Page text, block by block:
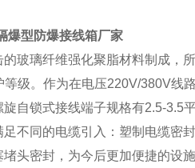
爆型防爆接线箱厂家
玻璃纤维强化聚脂材料制成，
级。作为在电压220V/380V
锁式接线端子规格有2.5-3.5
同的电缆引入：塑制电缆密
头密封，为今后更加便捷的设施